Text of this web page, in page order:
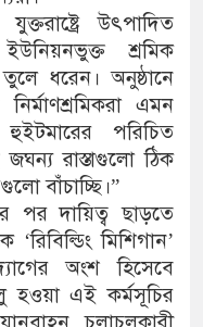
উৎপাদিত
শ্রমিক
ধরেন। অনুষ্ঠানে
এমন
পরিচিত
রাস্তাগুলো ঠিক
বাঁচাচ্ছি।”
পর দায়িত্ব ছাড়তে
মিশিগান’
অংশ হিসেবে
হওয়া এই কর্মসূচির